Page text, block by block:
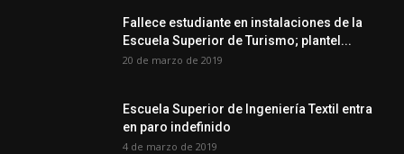
Fallece estudiante en instalaciones de la
Escuela Superior de Turismo; plantel...
20 de marzo de 2019
Escuela Superior de Ingeniería Textil entra
en paro indefinido
4 de marzo de 2019